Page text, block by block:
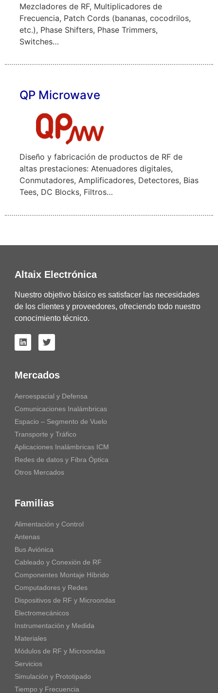
Mezcladores de RF, Multiplicadores de
Frecuencia, Patch Cords (bananas, cocodrilos,
etc.), Phase Shifters, Phase Trimmers,
Switches…
QP Microwave
Diseño y fabricación de productos de RF de
altas prestaciones: Atenuadores digitales,
Conmutadores, Amplificadores, Detectores, Bias
Tees, DC Blocks, Filtros…
Altaix Electrónica
Nuestro objetivo básico es satisfacer las necesidades
de los clientes y proveedores, ofreciendo todo nuestro
conocimiento técnico.
Mercados
Aeroespacial y Defensa
Comunicaciones Inalámbricas
Espacio – Segmento de Vuelo
Transporte y Tráfico
Aplicaciones Inalámbricas ICM
Redes de datos y Fibra Óptica
Otros Mercados
Familias
Alimentación y Control
Antenas
Bus Aviónica
Cableado y Conexión de RF
Componentes Montaje Híbrido
Computadores y Redes
Dispositivos de RF y Microondas
Electromecánicos
Instrumentación y Medida
Materiales
Módulos de RF y Microondas
Servicios
Simulación y Prototipado
Tiempo y Frecuencia